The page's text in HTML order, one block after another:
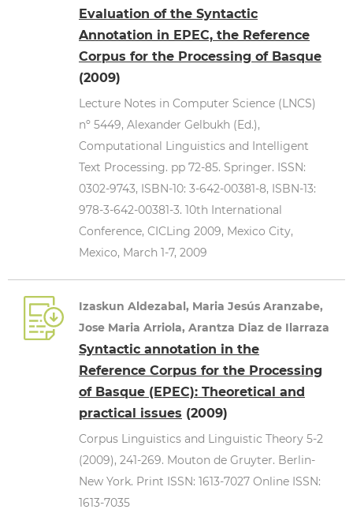
Evaluation of the Syntactic
Annotation in EPEC, the Reference
Corpus for the Processing of Basque
(2009)
Lecture Notes in Computer Science (LNCS)
nº 5449, Alexander Gelbukh (Ed.),
Computational Linguistics and Intelligent
Text Processing. pp 72-85. Springer. ISSN:
0302-9743, ISBN-10: 3-642-00381-8, ISBN-13:
978-3-642-00381-3. 10th International
Conference, CICLing 2009, Mexico City,
Mexico, March 1-7, 2009
Izaskun Aldezabal, Maria Jesús Aranzabe,
Jose Maria Arriola, Arantza Diaz de Ilarraza
Syntactic annotation in the
Reference Corpus for the Processing
of Basque (EPEC): Theoretical and
practical issues (2009)
Corpus Linguistics and Linguistic Theory 5-2
(2009), 241-269. Mouton de Gruyter. Berlin-
New York. Print ISSN: 1613-7027 Online ISSN:
1613-7035